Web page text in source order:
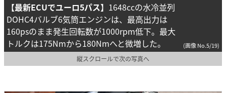
【最新ECUでユーロ5パス】 1648ccの水冷並列
DOHC4バルブ6気筒エンジンは、最高出力は
160psのまま発生回転数が1000rpm低下。最大
トルクは175Nmから180Nmへと微増した。
(画像 No.5/19)
縦スクロールで次の写真へ